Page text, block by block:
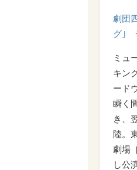
劇団
グ｣
ミュ
キン
ード
瞬く
き、
陸。
劇場
し公